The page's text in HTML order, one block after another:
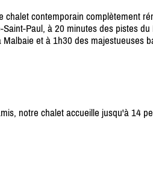
chalet contemporain complètement
Paul, à 20 minutes des pistes
et à 1h30 des majestueuses
notre chalet accueille jusqu'à 14